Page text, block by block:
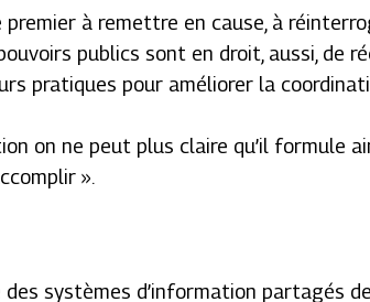
premier à remettre en cause, à
publics sont en droit, aussi, de
pratiques pour améliorer la
on ne peut plus claire qu’il formule
».
des systèmes d’information partagés